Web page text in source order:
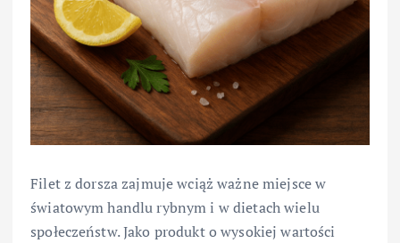
Filet z dorsza zajmuje wciąż ważne miejsce w
światowym handlu rybnym i w dietach wielu
społeczeństw. Jako produkt o wysokiej wartości